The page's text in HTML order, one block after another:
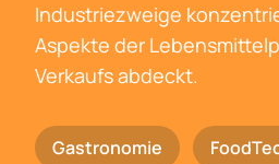
Industriezweige
Aspekte der
Verkaufs abdeckt.
Gastronomie